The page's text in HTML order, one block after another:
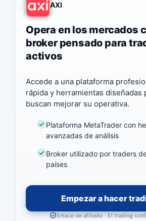
AXI
Opera en los mercados
broker pensado para
activos
Accede a una plataforma
rápida y herramientas diseñadas
buscan mejorar su operativa.
Plataforma MetaTrader con
avanzadas de análisis
Broker utilizado por traders
países
Empezar a hacer
Enlace de afiliado · El trading